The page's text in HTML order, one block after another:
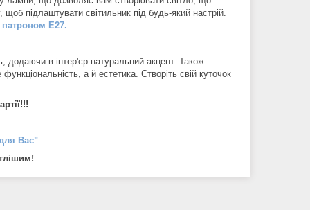
підлаштувати світильник під будь-який настрій.
Е27.
додаючи в інтер'єр натуральний акцент. Також
а й естетика. Створіть свій куточок
Вас"